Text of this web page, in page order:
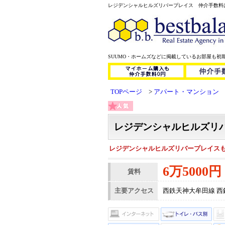
レジデンシャルヒルズリバープレイス 仲介手数料
SUUMO・ホームズなどに掲載しているお部屋も
TOPページ アパート・マンション
レジデンシャルヒルズ
レジデンシャルヒルズリバープレイス
賃料 6万5000円
主要アクセス 西鉄天神大牟田線